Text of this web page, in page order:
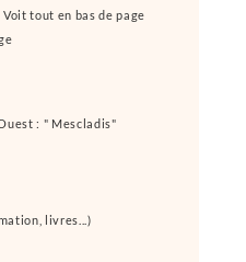
tout en bas de page
: " Mescladis"
livres...)